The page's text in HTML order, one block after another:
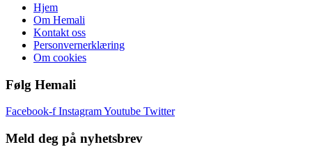
Hjem
Om Hemali
Kontakt oss
Personvernerklæring
Om cookies
Følg Hemali
Facebook-f InstagramYoutube Twitter
Meld deg på nyhetsbrev